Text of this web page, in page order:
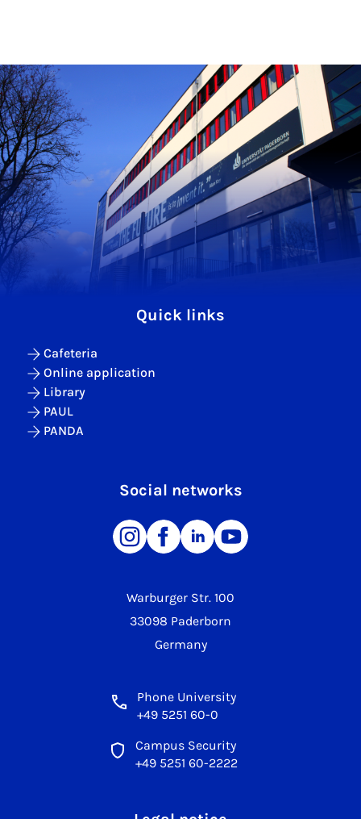
Warburger Str. 100
33098 Paderborn
Germany
Phone University
+49 5251 60-0
Campus Security
+49 5251 60-2222
Quick links
Cafeteria
Online application
Library
PAUL
PANDA
Social networks